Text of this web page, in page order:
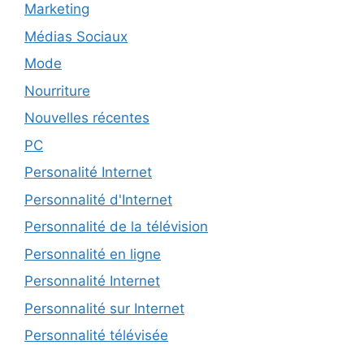
Marketing
Médias Sociaux
Mode
Nourriture
Nouvelles récentes
PC
Personalité Internet
Personnalité d'Internet
Personnalité de la télévision
Personnalité en ligne
Personnalité Internet
Personnalité sur Internet
Personnalité télévisée